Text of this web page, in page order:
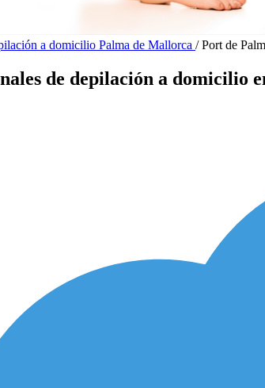
a domicilio Palma de Mallorca / Port de
de depilación a domicilio